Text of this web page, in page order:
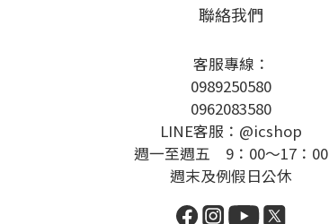
聯絡我們
客服專線：
0989250580
0962083580
LINE客服：@icshop
週一至週五 9：00～17：00
週末及例假日公休